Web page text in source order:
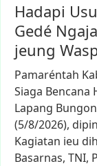
Hadapi
Gedé
jeung
Pamaréntah
Siaga Bencana
Lapang
(5/8/2026),
Kagiatan ieu
Basarnas, TNI,